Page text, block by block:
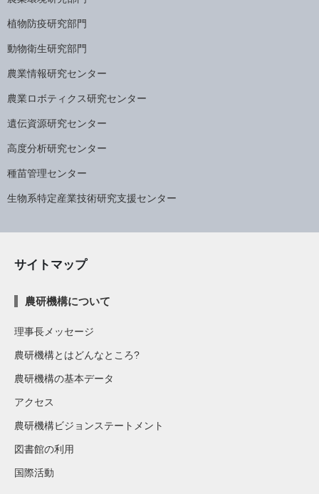
植物防疫研究部門
動物衛生研究部門
農業情報研究センター
農業ロボティクス研究センター
遺伝資源研究センター
高度分析研究センター
種苗管理センター
生物系特定産業技術研究支援センター
サイトマップ
農研機構について
理事長メッセージ
農研機構とはどんなところ?
農研機構の基本データ
アクセス
農研機構ビジョンステートメント
図書館の利用
国際活動